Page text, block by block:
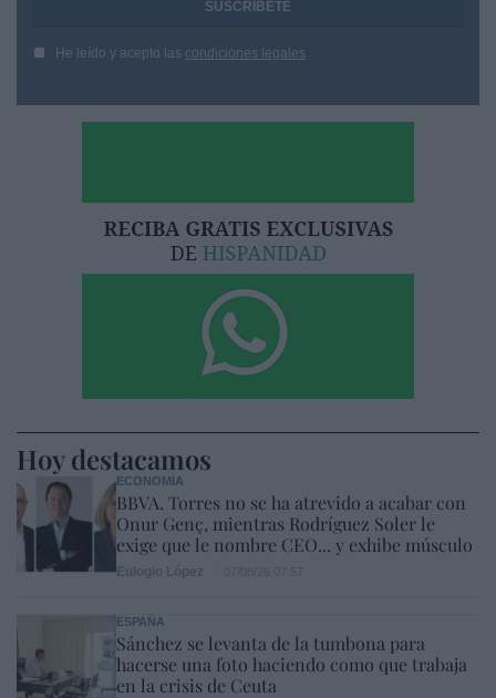
He leído y acepto las condiciones legales
Hoy destacamos
ECONOMÍA
BBVA. Torres no se ha atrevido a acabar con
Onur Genç, mientras Rodríguez Soler le
exige que le nombre CEO... y exhibe músculo
ESPAÑA
Sánchez se levanta de la tumbona para
hacerse una foto haciendo como que trabaja
en la crisis de Ceuta